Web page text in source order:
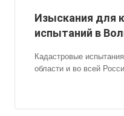
Изыскания для
испытаний в
Кадастровые
области и во всей